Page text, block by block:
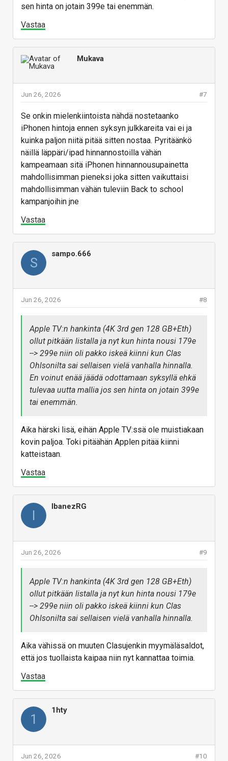
sen hinta on jotain 399e tai enemmän.
Vastaa
Mukava
#7
Jun 26, 2026
Se onkin mielenkiintoista nähdä nostetaanko
iPhonen hintoja ennen syksyn julkkareita vai ei ja
kuinka paljon niitä pitää sitten nostaa. Pyritäänkö
näillä läppäri/ipad hinnannostoilla vähän
kampeamaan sitä iPhonen hinnannousupainetta
mahdollisimman pieneksi joka sitten vaikuttaisi
mahdollisimman vähän tuleviin Back to school
kampanjoihin jne
Vastaa
S
sampo.666
#8
Jun 26, 2026
Apple TV:n hankinta (4K 3rd gen 128 GB+Eth)
ollut pitkään listalla ja nyt kun hinta nousi 179e
--> 299e niin oli pakko iskeä kiinni kun Clas
Ohlsonilta sai sellaisen vielä vanhalla hinnalla.
En voinut enää jäädä odottamaan syksyllä ehkä
tulevaa uutta mallia jos sen hinta on jotain 399e
tai enemmän.
Aika härski lisä, eihän Apple TV:ssä ole muistiakaan
kovin paljoa. Toki pitäähän Applen pitää kiinni
katteistaan.
Vastaa
IbanezRG
#9
Jun 26, 2026
Apple TV:n hankinta (4K 3rd gen 128 GB+Eth)
ollut pitkään listalla ja nyt kun hinta nousi 179e
--> 299e niin oli pakko iskeä kiinni kun Clas
Ohlsonilta sai sellaisen vielä vanhalla hinnalla.
Aika vähissä on muuten Clasujenkin myymäläsaldot,
että jos tuollaista kaipaa niin nyt kannattaa toimia.
Vastaa
1
1hty
#10
Jun 26, 2026